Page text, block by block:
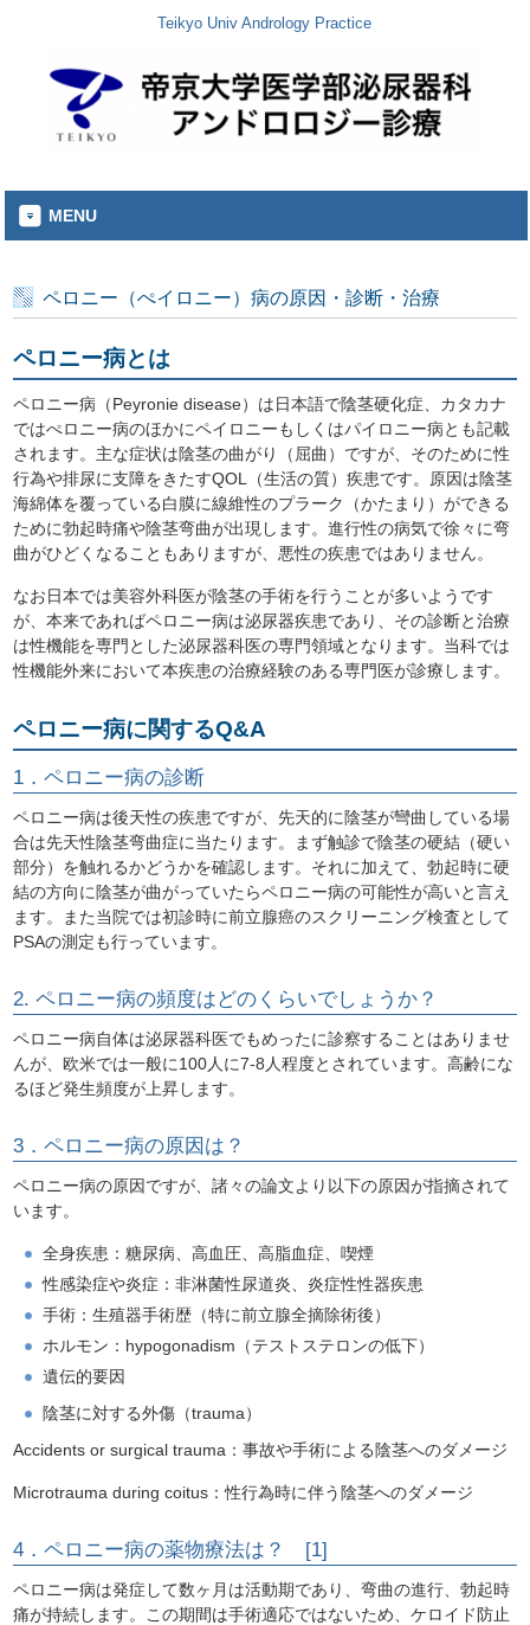
Teikyo Univ Andrology Practice
MENU
ペロニー（ぺイロニー）病の原因・診断・治療
ペロニー病とは
ペロニー病（Peyronie disease）は日本語で陰茎硬化症、カタカナ
ではぺロニー病のほかにペイロニーもしくはパイロニー病とも記載
されます。主な症状は陰茎の曲がり（屈曲）ですが、そのために性
行為や排尿に支障をきたすQOL（生活の質）疾患です。原因は陰茎
海綿体を覆っている白膜に線維性のプラーク（かたまり）ができる
ために勃起時痛や陰茎弯曲が出現します。進行性の病気で徐々に弯
曲がひどくなることもありますが、悪性の疾患ではありません。
なお日本では美容外科医が陰茎の手術を行うことが多いようです
が、本来であればペロニー病は泌尿器疾患であり、その診断と治療
は性機能を専門とした泌尿器科医の専門領域となります。当科では
性機能外来において本疾患の治療経験のある専門医が診療します。
ペロニー病に関するQ&A
1．ペロニー病の診断
ペロニー病は後天性の疾患ですが、先天的に陰茎が彎曲している場
合は先天性陰茎弯曲症に当たります。まず触診で陰茎の硬結（硬い
部分）を触れるかどうかを確認します。それに加えて、勃起時に硬
結の方向に陰茎が曲がっていたらペロニー病の可能性が高いと言え
ます。また当院では初診時に前立腺癌のスクリーニング検査として
PSAの測定も行っています。
2. ペロニー病の頻度はどのくらいでしょうか？
ペロニー病自体は泌尿器科医でもめったに診察することはありませ
んが、欧米では一般に100人に7-8人程度とされています。高齢にな
るほど発生頻度が上昇します。
3．ペロニー病の原因は？
ペロニー病の原因ですが、諸々の論文より以下の原因が指摘されて
います。
全身疾患：糖尿病、高血圧、高脂血症、喫煙
性感染症や炎症：非淋菌性尿道炎、炎症性性器疾患
手術：生殖器手術歴（特に前立腺全摘除術後）
ホルモン：hypogonadism（テストステロンの低下）
遺伝的要因
陰茎に対する外傷（trauma）
Accidents or surgical trauma：事故や手術による陰茎へのダメージ
Microtrauma during coitus：性行為時に伴う陰茎へのダメージ
4．ペロニー病の薬物療法は？ [1]
ペロニー病は発症して数ヶ月は活動期であり、弯曲の進行、勃起時
痛が持続します。この期間は手術適応ではないため、ケロイド防止